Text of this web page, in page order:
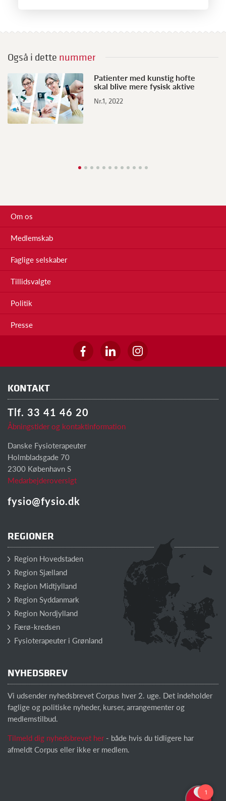
Også i dette nummer
Patienter med kunstig hofte
skal blive mere fysisk aktive
Nr.1, 2022
Om os
Medlemskab
Faglige selskaber
Tillidsvalgte
Politik
Presse
KONTAKT
Tlf. 33 41 46 20
Åbningstider og kontaktinformation
Danske Fysioterapeuter
Holmbladsgade 70
2300 København S
Medarbejderoversigt
fysio@fysio.dk
REGIONER
Region Hovedstaden
Region Sjælland
Region Midtjylland
Region Syddanmark
Region Nordjylland
Færø-kredsen
Fysioterapeuter i Grønland
NYHEDSBREV
Vi udsender nyhedsbrevet Corpus hver 2. uge. Det indeholder
faglige og politiske nyheder, kurser, arrangementer og
medlemstilbud.
Tilmeld dig nyhedsbrevet her- både hvis du tidligere har
afmeldt Corpus eller ikke er medlem.